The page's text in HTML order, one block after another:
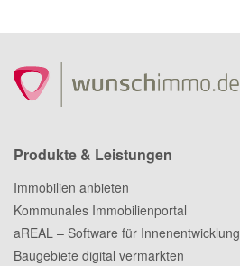
Produkte & Leistungen
Immobilien anbieten
Kommunales Immobilienportal
aREAL – Software für Innenentwicklung
Baugebiete digital vermarkten